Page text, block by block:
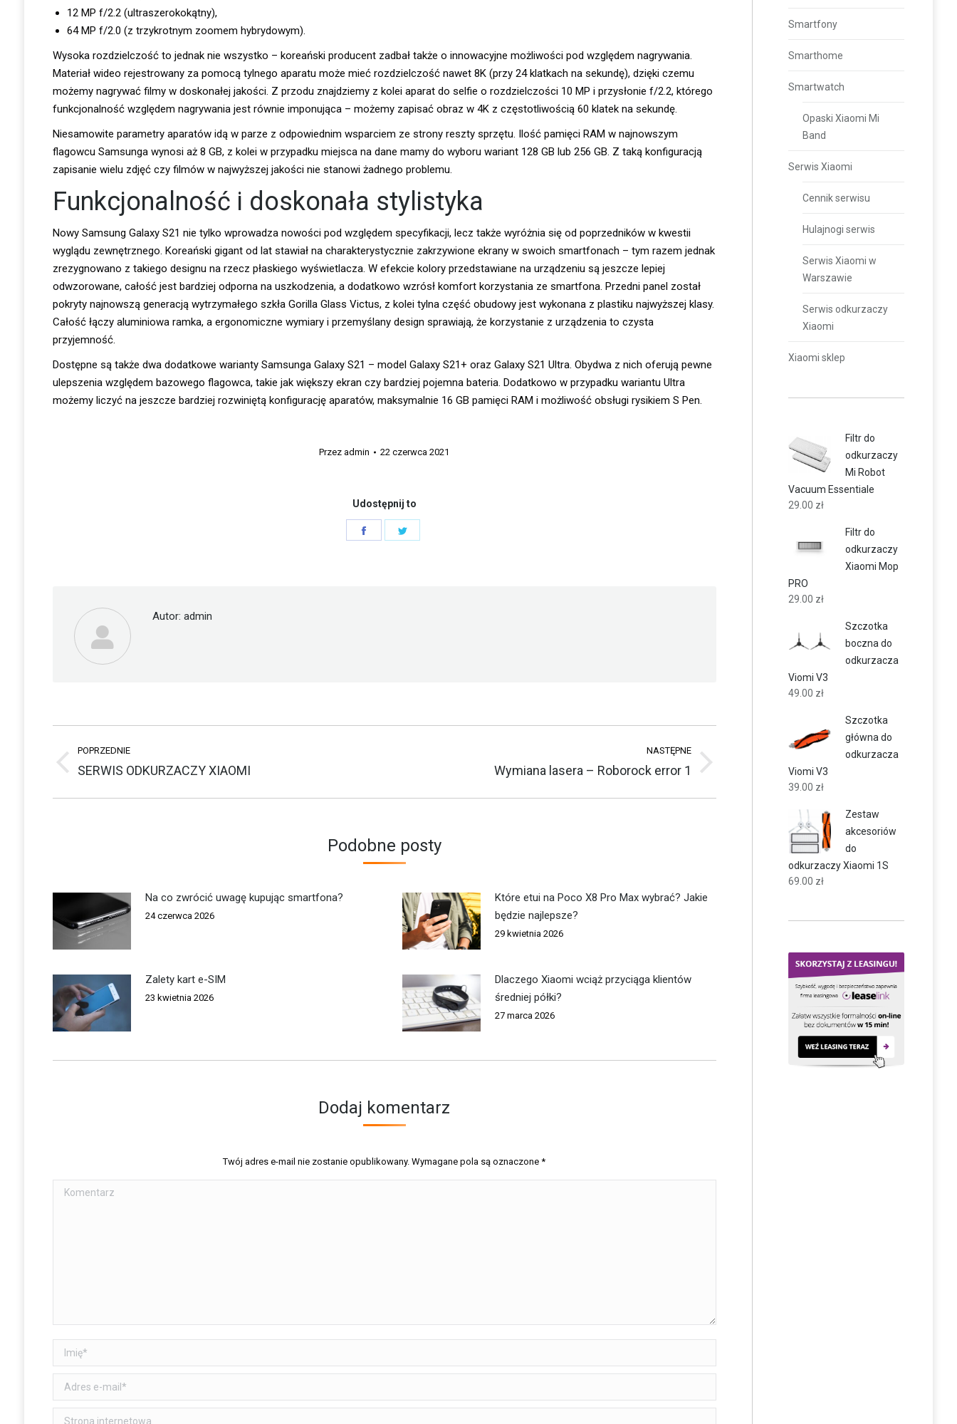
12 MP f/2.2 (ultraszerokokątny),
64 MP f/2.0 (z trzykrotnym zoomem hybrydowym).
Wysoka rozdzielczość to jednak nie wszystko – koreański producent zadbał także o innowacyjne możliwości pod względem nagrywania.
Materiał wideo rejestrowany za pomocą tylnego aparatu może mieć rozdzielczość nawet 8K (przy 24 klatkach na sekundę), dzięki czemu
możemy nagrywać filmy w doskonałej jakości. Z przodu znajdziemy z kolei aparat do selfie o rozdzielczości 10 MP i przysłonie f/2.2, którego
funkcjonalność względem nagrywania jest równie imponująca – możemy zapisać obraz w 4K z częstotliwością 60 klatek na sekundę.
Niesamowite parametry aparatów idą w parze z odpowiednim wsparciem ze strony reszty sprzętu. Ilość pamięci RAM w najnowszym
flagowcu Samsunga wynosi aż 8 GB, z kolei w przypadku miejsca na dane mamy do wyboru wariant 128 GB lub 256 GB. Z taką konfiguracją
zapisanie wielu zdjęć czy filmów w najwyższej jakości nie stanowi żadnego problemu.
Funkcjonalność i doskonała stylistyka
Nowy Samsung Galaxy S21 nie tylko wprowadza nowości pod względem specyfikacji, lecz także wyróżnia się od poprzedników w kwestii
wyglądu zewnętrznego. Koreański gigant od lat stawiał na charakterystycznie zakrzywione ekrany w swoich smartfonach – tym razem jednak
zrezygnowano z takiego designu na rzecz płaskiego wyświetlacza. W efekcie kolory przedstawiane na urządzeniu są jeszcze lepiej
odwzorowane, całość jest bardziej odporna na uszkodzenia, a dodatkowo wzrósł komfort korzystania ze smartfona. Przedni panel został
pokryty najnowszą generacją wytrzymałego szkła Gorilla Glass Victus, z kolei tylna część obudowy jest wykonana z plastiku najwyższej klasy.
Całość łączy aluminiowa ramka, a ergonomiczne wymiary i przemyślany design sprawiają, że korzystanie z urządzenia to czysta
przyjemność.
Dostępne są także dwa dodatkowe warianty Samsunga Galaxy S21 – model Galaxy S21+ oraz Galaxy S21 Ultra. Obydwa z nich oferują pewne
ulepszenia względem bazowego flagowca, takie jak większy ekran czy bardziej pojemna bateria. Dodatkowo w przypadku wariantu Ultra
możemy liczyć na jeszcze bardziej rozwiniętą konfigurację aparatów, maksymalnie 16 GB pamięci RAM i możliwość obsługi rysikiem S Pen.
Przezadmin 22 czerwca 2021
Udostępnij to
Share
Autor: admin
Nawigacja
wpisów
POPRZEDNIE
Poprzedni
SERWIS ODKURZACZY XIAOMI
NASTĘPNE
Wymiana lasera – Roborock error 1
Podobne posty
Na co zwrócić uwagę kupując smartfona?
24 czerwca 2026
Które etui na Poco X8 Pro Max wybrać? Jakie
będzie najlepsze?
29 kwietnia 2026
Zalety kart e-SIM
23 kwietnia 2026
Dlaczego Xiaomi wciąż przyciąga klientów
średniej półki?
27 marca 2026
Dodaj komentarz
Twój adres e-mail nie zostanie opublikowany. Wymagane pola są oznaczone*
Komentarz
Imię *
Adres e-mail *
Strona internetowa
Smartfony
Smarthome
Smartwatch
Opaski Xiaomi Mi
Band
Serwis Xiaomi
Cennik serwisu
Hulajnogi serwis
Serwis Xiaomi w
Warszawie
Serwis odkurzaczy
Xiaomi
Xiaomi sklep
Filtr do
odkurzaczy
Mi Robot
Vacuum Essentiale
29.00 zł
Filtr do
odkurzaczy
Xiaomi Mop
PRO
29.00 zł
Szczotka
boczna do
odkurzacza
Viomi V3
49.00 zł
Szczotka
główna do
odkurzacza
Viomi V3
39.00 zł
Zestaw
akcesoriów
do
odkurzaczy Xiaomi 1S
69.00 zł